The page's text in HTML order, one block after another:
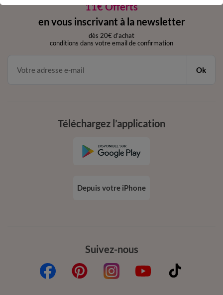
11€ Offerts
en vous inscrivant à la newsletter
dès 20€ d’achat
conditions dans votre email de confirmation
Ok
Suivez-nous
Téléchargez l’application
Depuis votre iPhone